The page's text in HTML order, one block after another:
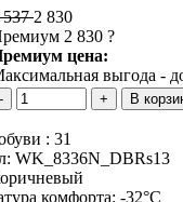
5372 830
2 830 ?
цена:
выгода -
: 31
WK_8336N_DBRs13
комфорта: -32°C